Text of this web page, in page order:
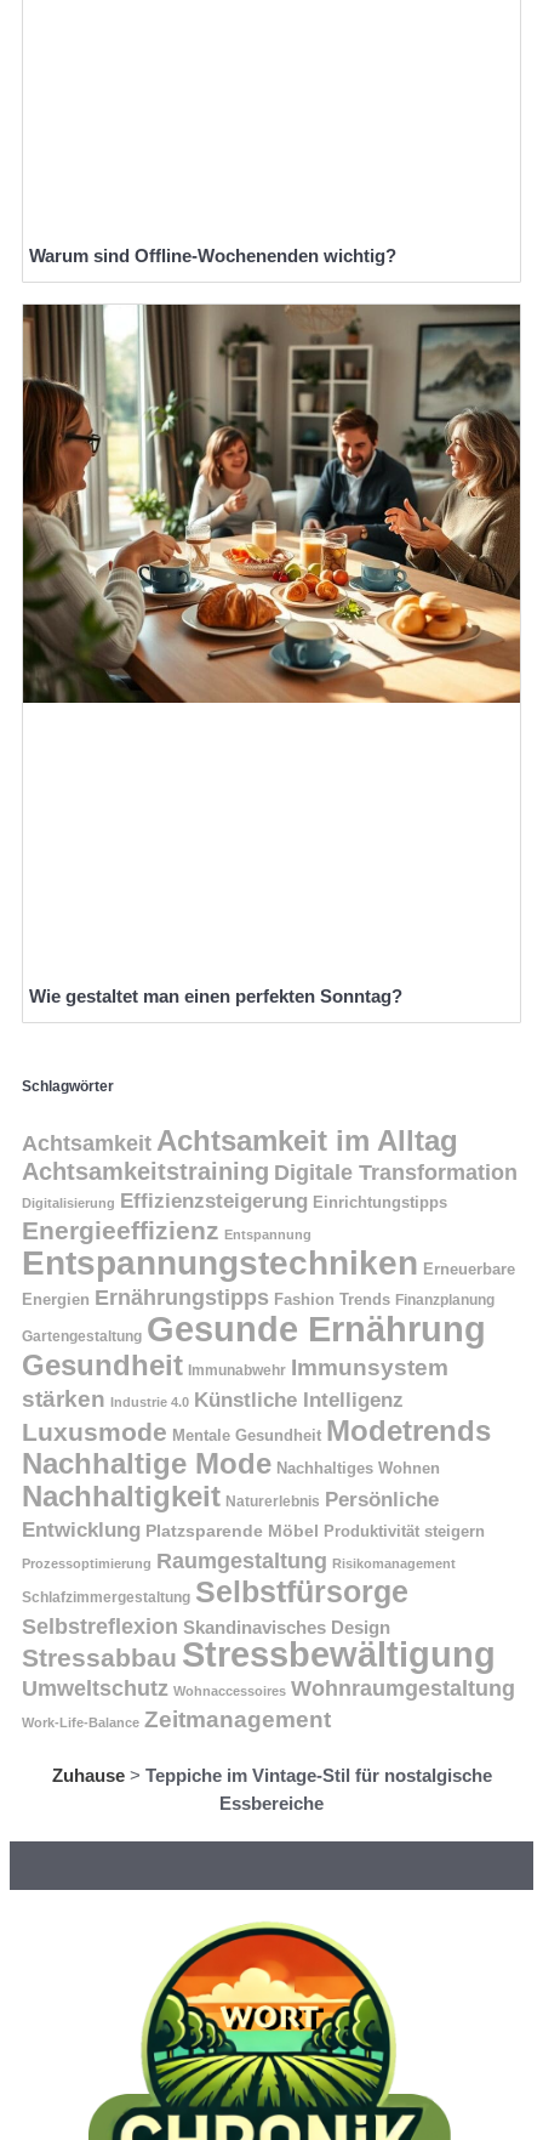
Warum sind Offline-Wochenenden wichtig?
Wie gestaltet man einen perfekten Sonntag?
Schlagwörter
Achtsamkeit Achtsamkeit im Alltag
Achtsamkeitstraining Digitale Transformation
Digitalisierung Effizienzsteigerung Einrichtungstipps
Energieeffizienz Entspannung
Entspannungstechniken Erneuerbare
Energien Ernährungstipps Fashion Trends Finanzplanung
Gartengestaltung Gesunde Ernährung
Gesundheit Immunabwehr Immunsystem
stärken Industrie 4.0 Künstliche Intelligenz
Luxusmode Mentale Gesundheit Modetrends
Nachhaltige Mode Nachhaltiges Wohnen
Nachhaltigkeit Naturerlebnis Persönliche
Entwicklung Platzsparende Möbel Produktivität steigern
Prozessoptimierung Raumgestaltung Risikomanagement
Schlafzimmergestaltung Selbstfürsorge
Selbstreflexion Skandinavisches Design
Stressabbau Stressbewältigung
Umweltschutz Wohnaccessoires Wohnraumgestaltung
Work-Life-Balance Zeitmanagement
Zuhause> Teppiche im Vintage-Stil für nostalgische
Essbereiche